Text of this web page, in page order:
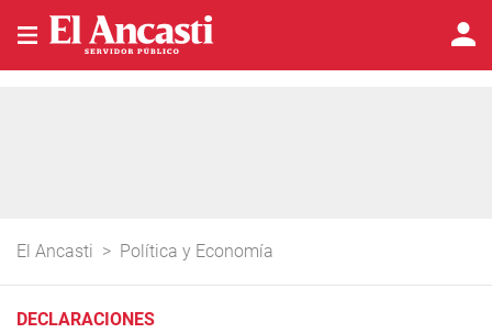
El Ancasti > Política y Economía
DECLARACIONES